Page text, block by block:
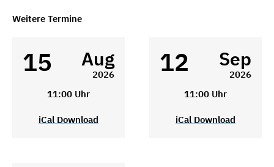
Weitere Termine
15 Aug
2026
11:00 Uhr
iCal Download
12 Sep
2026
11:00 Uhr
iCal Download